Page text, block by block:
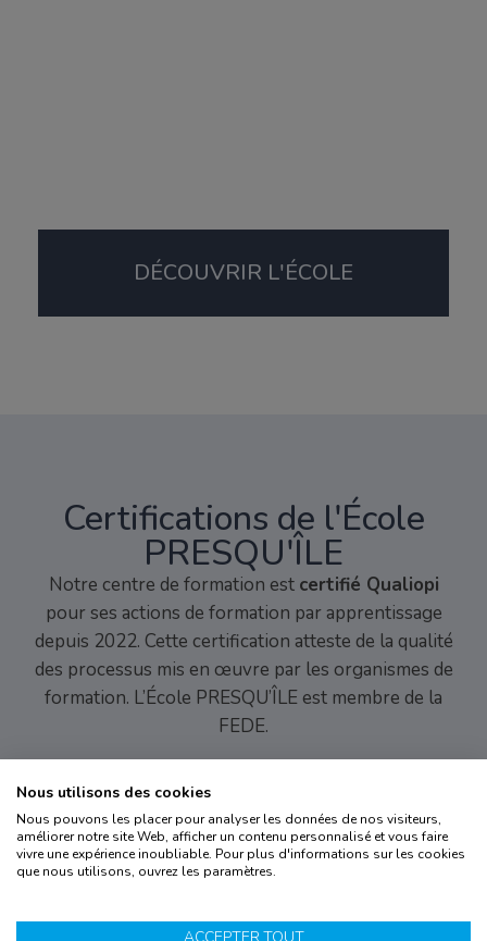
DÉCOUVRIR L'ÉCOLE
Certifications de l'École
PRESQU'ÎLE
Notre centre de formation est certifié Qualiopi
pour ses actions de formation par apprentissage
depuis 2022. Cette certification atteste de la qualité
des processus mis en œuvre par les organismes de
formation. L’École PRESQU’ÎLE est membre de la
FEDE.
La
certification
qualité a été
d’actions
Nous utilisons des cookies
Nous pouvons les placer pour analyser les données de nos visiteurs,
améliorer notre site Web, afficher un contenu personnalisé et vous faire
vivre une expérience inoubliable. Pour plus d'informations sur les cookies
que nous utilisons, ouvrez les paramètres.
ACCEPTER TOUT